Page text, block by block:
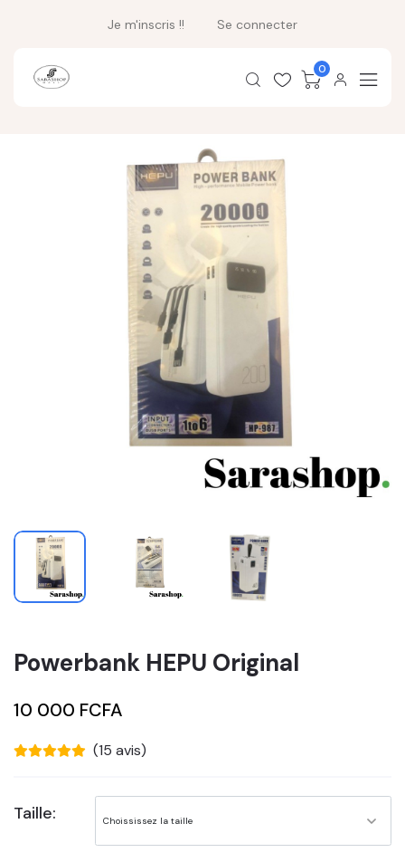
Je m'inscris !! Se connecter
0
Powerbank HEPU Original
10 000 FCFA
(15 avis)
Taille: